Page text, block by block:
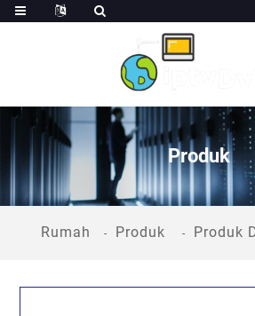
Produk
Rumah Produk Produk